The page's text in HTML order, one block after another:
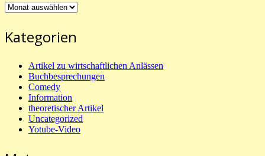
Archiv
Kategorien
Artikel zu wirtschaftlichen Anlässen
Buchbesprechungen
Comedy
Information
theoretischer Artikel
Uncategorized
Yotube-Video